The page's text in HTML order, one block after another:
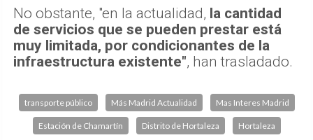
No obstante, "en la actualidad, la cantidad
de servicios que se pueden prestar está
muy limitada, por condicionantes de la
infraestructura existente", han trasladado.
transporte público Más Madrid Actualidad Mas Interes Madrid
Estación de Chamartín Distrito de Hortaleza Hortaleza